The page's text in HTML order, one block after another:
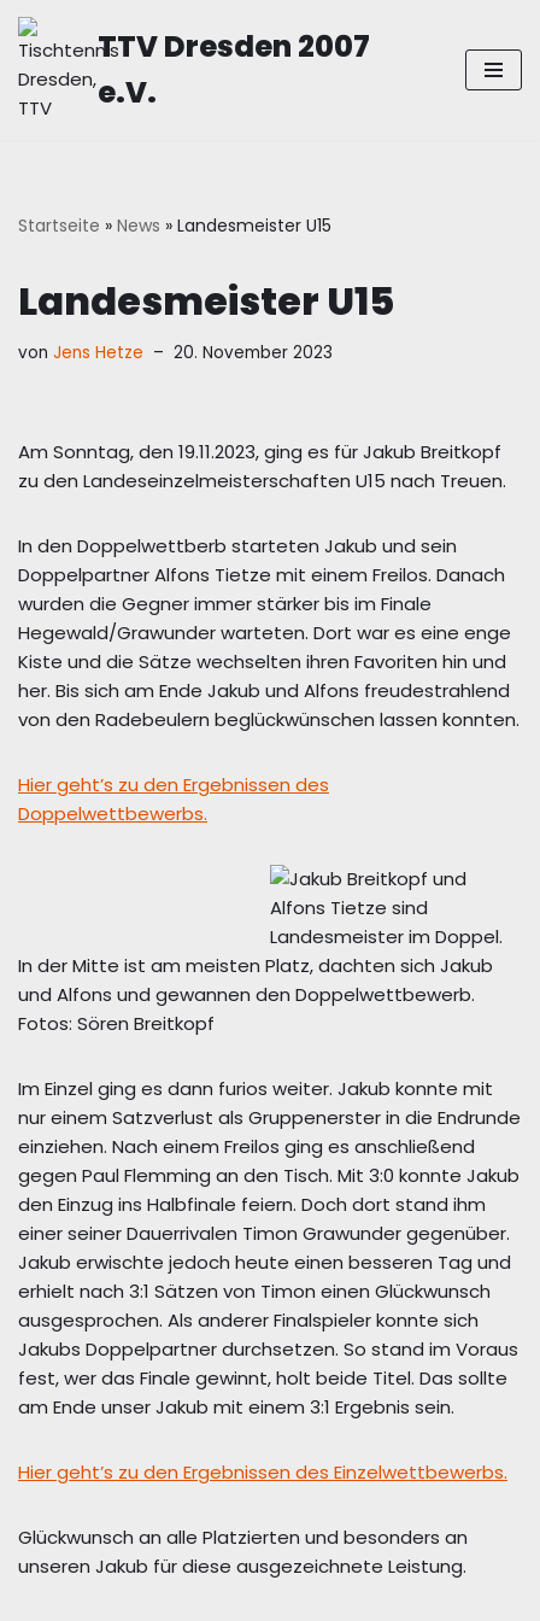
Zum
Inhalt
springen
TTV Dresden 2007
e.V.
Startseite » News » Landesmeister U15
Landesmeister U15
von Jens Hetze 20. November 2023
Am Sonntag, den 19.11.2023, ging es für Jakub Breitkopf
zu den Landeseinzelmeisterschaften U15 nach Treuen.
In den Doppelwettberb starteten Jakub und sein
Doppelpartner Alfons Tietze mit einem Freilos. Danach
wurden die Gegner immer stärker bis im Finale
Hegewald/Grawunder warteten. Dort war es eine enge
Kiste und die Sätze wechselten ihren Favoriten hin und
her. Bis sich am Ende Jakub und Alfons freudestrahlend
von den Radebeulern beglückwünschen lassen konnten.
Hier geht’s zu den Ergebnissen des
Doppelwettbewerbs.
In der Mitte ist am meisten Platz, dachten sich Jakub
und Alfons und gewannen den Doppelwettbewerb.
Fotos: Sören Breitkopf
Im Einzel ging es dann furios weiter. Jakub konnte mit
nur einem Satzverlust als Gruppenerster in die Endrunde
einziehen. Nach einem Freilos ging es anschließend
gegen Paul Flemming an den Tisch. Mit 3:0 konnte Jakub
den Einzug ins Halbfinale feiern. Doch dort stand ihm
einer seiner Dauerrivalen Timon Grawunder gegenüber.
Jakub erwischte jedoch heute einen besseren Tag und
erhielt nach 3:1 Sätzen von Timon einen Glückwunsch
ausgesprochen. Als anderer Finalspieler konnte sich
Jakubs Doppelpartner durchsetzen. So stand im Voraus
fest, wer das Finale gewinnt, holt beide Titel. Das sollte
am Ende unser Jakub mit einem 3:1 Ergebnis sein.
Hier geht’s zu den Ergebnissen des Einzelwettbewerbs.
Glückwunsch an alle Platzierten und besonders an
unseren Jakub für diese ausgezeichnete Leistung.